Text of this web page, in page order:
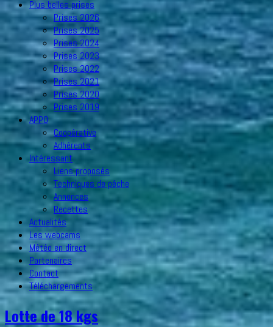
Plus belles prises
Prises 2026
Prises 2025
Prises 2024
Prises 2023
Prises 2022
Prises 2021
Prises 2020
Prises 2019
APPO
Coopérative
Adhérents
Intéressant
Liens proposés
Techniques de pêche
Annonces
Recettes
Actualités
Les webcams
Météo en direct
Partenaires
Contact
Téléchargements
Lotte de 18 kgs